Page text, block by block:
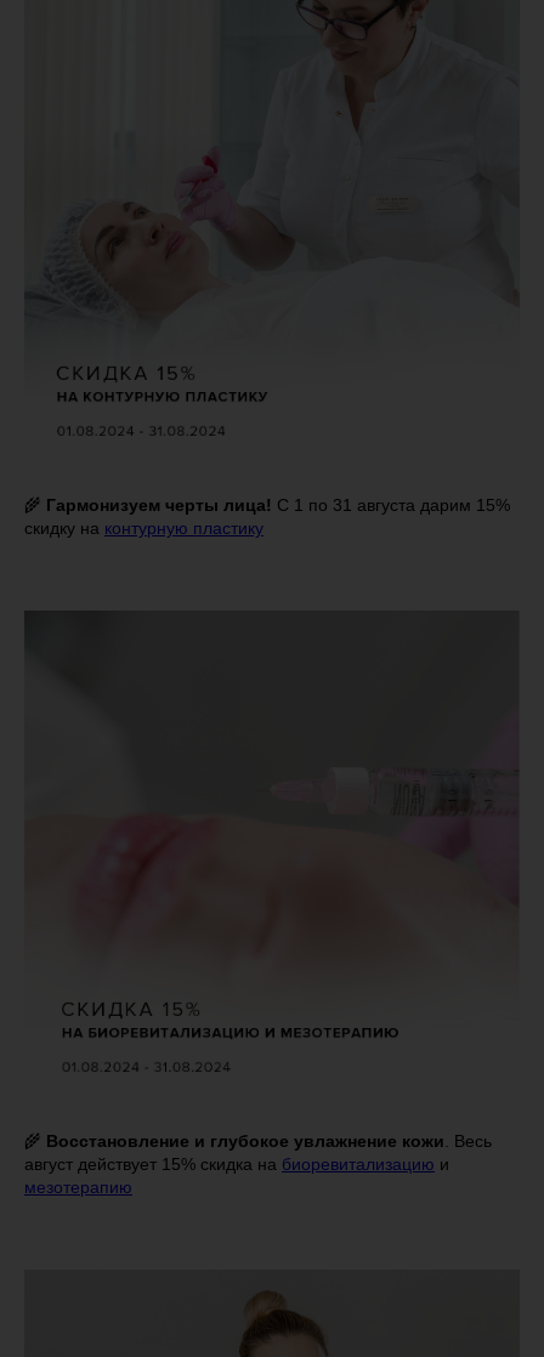
🌾 Гармонизуем черты лица! С 1 по 31 августа дарим 15%
скидку на контурную пластику
🌾 Восстановление и глубокое увлажнение кожи . Весь
август действует 15% скидка на биоревитализацию и
мезотерапию